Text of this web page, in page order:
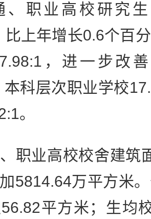
业高校研究生
比上年增长0.6个百
，进一步改
本科层次职业学校
。
业高校校舍建筑
5814.64万平方米
平方米；生均